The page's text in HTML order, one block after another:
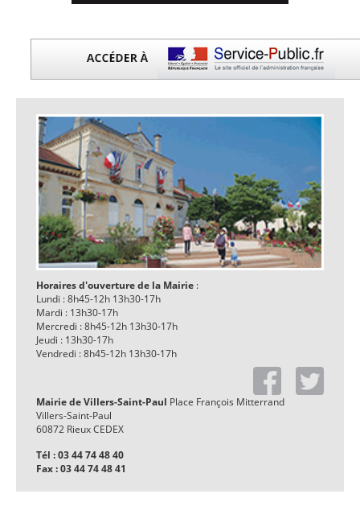
Horaires d'ouverture de la Mairie :
Lundi : 8h45-12h 13h30-17h
Mardi : 13h30-17h
Mercredi : 8h45-12h 13h30-17h
Jeudi : 13h30-17h
Vendredi : 8h45-12h 13h30-17h
Mairie de Villers-Saint-Paul Place François Mitterrand
Villers-Saint-Paul
60872 Rieux CEDEX
Tél : 03 44 74 48 40
Fax : 03 44 74 48 41